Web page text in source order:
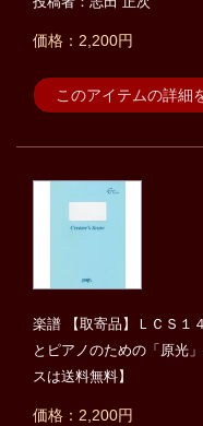
価格：2,200円
このアイテムの詳細
楽譜 【取寄品】ＬＣＳ１
とピアノのための「原光
スは送料無料】
価格：2,200円